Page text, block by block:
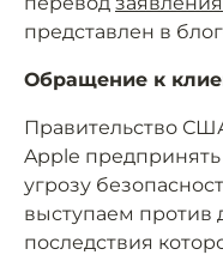
представлен в
Обращение к
Правительство
Apple
угрозу
выступаем против
последствия